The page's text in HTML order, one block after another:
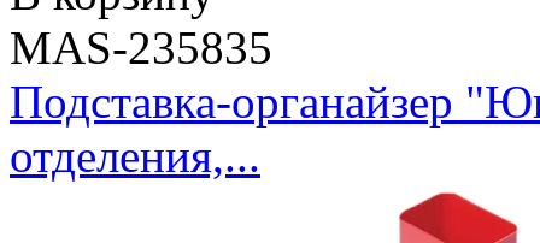
MAS-235835
Подставка-органайзер
отделения,...